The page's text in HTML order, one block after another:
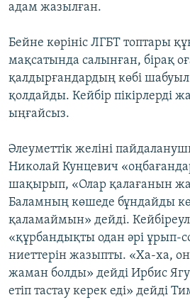
адам жазылған.
Бейне көрініс ЛГБТ топтары
мақсатында салынған, бірақ
қалдырғандардың көбі
қолдайды. Кейбір пікірлерді
ыңғайсыз.
Әлеуметтік желіні
Николай Кунцевич
шақырып, «Олар қалағанын
Баламның көшеде бұндайды
қаламаймын» дейді.
«құрбандықты одан әрі ұрып-
ниеттерін жазыпты. «Ха-ха,
жаман болды» дейді Ирбис
етіп тастау керек еді» дейді